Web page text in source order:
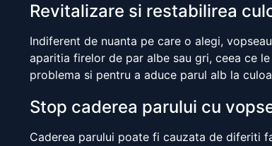
Revitalizare si restabilirea
Indiferent de nuanta pe care o alegi,
aparitia firelor de par albe sau gri, ceea ce
problema si pentru a aduce parul alb la
Stop caderea parului cu
Caderea parului poate fi cauzata de diferiti